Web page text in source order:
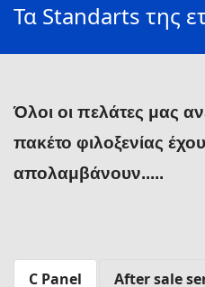
Τα Standarts της
Όλοι οι πελάτες μας
πακέτο φιλοξενίας
απολαμβάνουν.....
C Panel After sale